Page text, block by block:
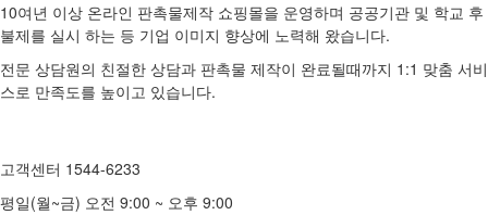
10여년 이상 온라인 판촉물제작 쇼핑몰을 운영하며 공공기관 및 학교 후
불제를 실시 하는 등 기업 이미지 향상에 노력해 왔습니다.
전문 상담원의 친절한 상담과 판촉물 제작이 완료될때까지 1:1 맞춤 서비
스로 만족도를 높이고 있습니다.
고객센터 1544-6233
평일(월~금) 오전 9:00 ~ 오후 9:00